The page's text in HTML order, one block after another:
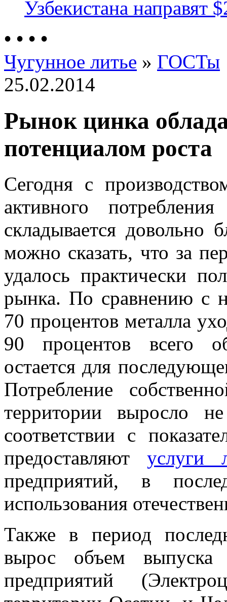
Узбекистана направят
• • • •
Чугунное литье » ГОСТы
25.02.2014
Рынок цинка
потенциалом роста
Сегодня с
активного
складывается довольно
можно сказать, что за
удалось практически
рынка. По сравнению с
70 процентов металла
90 процентов всего
остается для
Потребление
территории выросло
соответствии с
предоставляют услуги
предприятий, в
использования
Также в период
вырос объем выпуска
предприятий